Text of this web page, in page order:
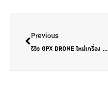
Previous
รีวิว GPX DRONE ใหม่เครื่อง 4 วาล์ว แรงขึ้นไหม by Moto Motion